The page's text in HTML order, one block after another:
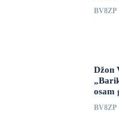
BV8ZP
Džon
osam
BV8ZP